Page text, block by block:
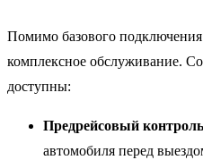
Помимо базового
комплексное обслуживание.
доступны:
Предрейсовый контроль
автомобиля перед